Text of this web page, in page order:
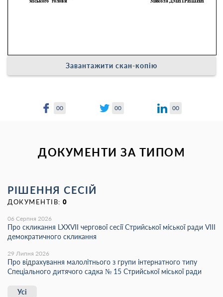
Завантажити скан-копію
00 00 00
ДОКУМЕНТИ ЗА ТИПОМ
РІШЕННЯ СЕСІЙ
ДОКУМЕНТІВ: 0
06 Серпня 2026
Про скликання LХХVІІ чергової сесії Стрийської міської ради VIII
демократичного скликання
29 Липня 2026
Про відрахування малолітнього з групи інтернатного типу
Спеціального дитячого садка № 15 Стрийської міської ради
Усі